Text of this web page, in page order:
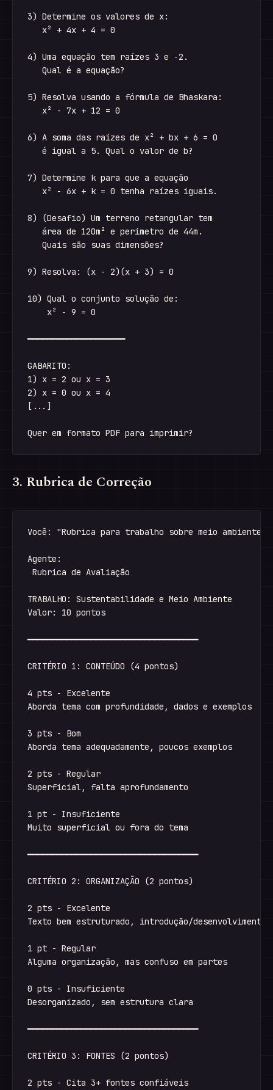
3) Determine os valores de x:
   x² + 4x + 4 = 0
4) Uma equação tem raízes 3 e -2.
   Qual é a equação?
5) Resolva usando a fórmula de Bhaskara:
   x² - 7x + 12 = 0
6) A soma das raízes de x² + bx + 6 = 0
   é igual a 5. Qual o valor de b?
7) Determine k para que a equação
   x² - 6x + k = 0 tenha raízes iguais.
8) (Desafio) Um terreno retangular tem
   área de 120m² e perímetro de 44m.
   Quais são suas dimensões?
9) Resolva: (x - 2)(x + 3) = 0
10) Qual o conjunto solução de:
    x² - 9 = 0
━━━━━━━━━━━━━━━━━━━━
GABARITO:
1) x = 2 ou x = 3
2) x = 0 ou x = 4
[...]
3. Rubrica de Correção
Você: "Rubrica para trabalho sobre meio ambiente"
Agente:
Rubrica de Avaliação
TRABALHO: Sustentabilidade e Meio Ambiente
Valor: 10 pontos
━━━━━━━━━━━━━━━━━━━━━━━━━━━━━━━━━━━
CRITÉRIO 1: CONTEÚDO (4 pontos)
4 pts - Excelente
Aborda tema com profundidade, dados e exemplos
3 pts - Bom
Aborda tema adequadamente, poucos exemplos
2 pts - Regular
Superficial, falta aprofundamento
1 pt - Insuficiente
Muito superficial ou fora do tema
━━━━━━━━━━━━━━━━━━━━━━━━━━━━━━━━━━━
CRITÉRIO 2: ORGANIZAÇÃO (2 pontos)
2 pts - Excelente
Texto bem estruturado, introdução/desenvolvimento/
1 pt - Regular
Alguma organização, mas confuso em partes
0 pts - Insuficiente
Desorganizado, sem estrutura clara
━━━━━━━━━━━━━━━━━━━━━━━━━━━━━━━━━━━
CRITÉRIO 3: FONTES (2 pontos)
2 pts - Cita 3+ fontes confiáveis